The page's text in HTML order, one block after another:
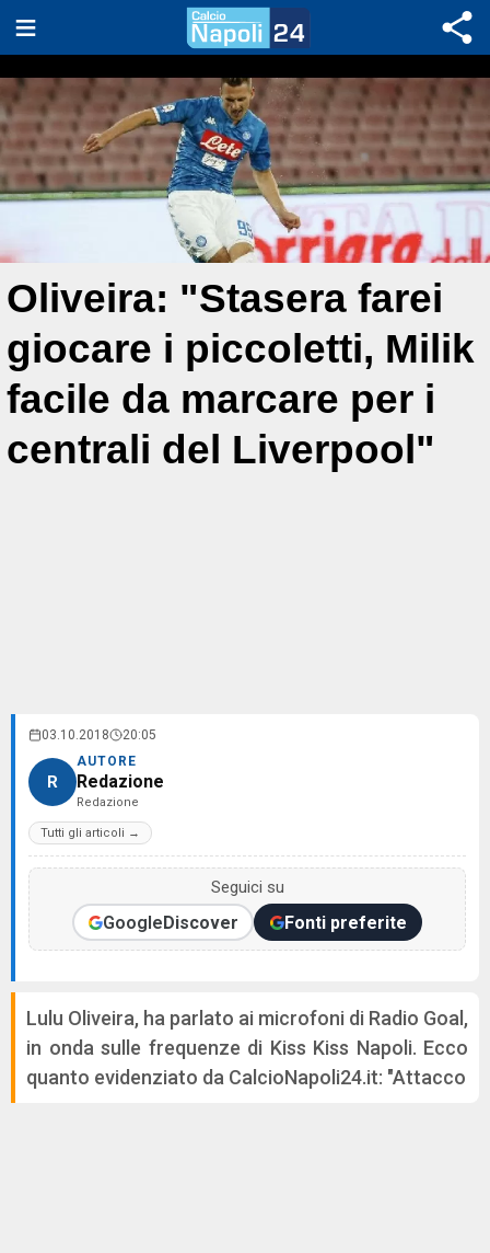
Oliveira: "Stasera farei
giocare i piccoletti, Milik
facile da marcare per i
centrali del Liverpool"
03.10.2018 20:05
R
AUTORE
Redazione
Redazione
Tutti gli articoli →
Seguici su
GoogleDiscover Fonti preferite
Lulu Oliveira, ha parlato ai microfoni di Radio Goal,
in onda sulle frequenze di Kiss Kiss Napoli. Ecco
quanto evidenziato da CalcioNapoli24.it: "Attacco